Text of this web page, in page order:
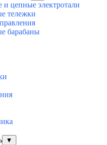
и цепные электротали
тележки
барабаны
▼